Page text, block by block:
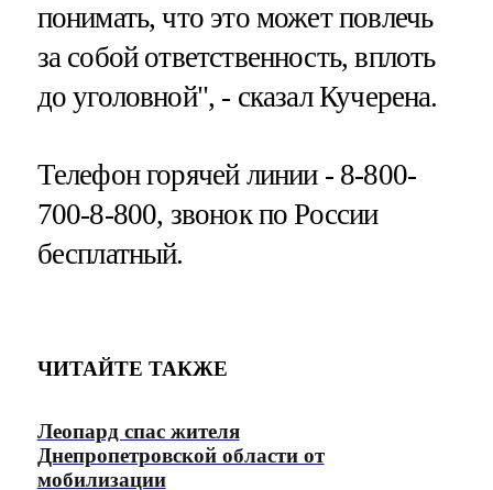
понимать, что это может повлечь
за собой ответственность, вплоть
до уголовной", - сказал Кучерена.
Телефон горячей линии - 8-800-
700-8-800, звонок по России
бесплатный.
ЧИТАЙТЕ ТАКЖЕ
Леопард спас жителя
Днепропетровской области от
мобилизации